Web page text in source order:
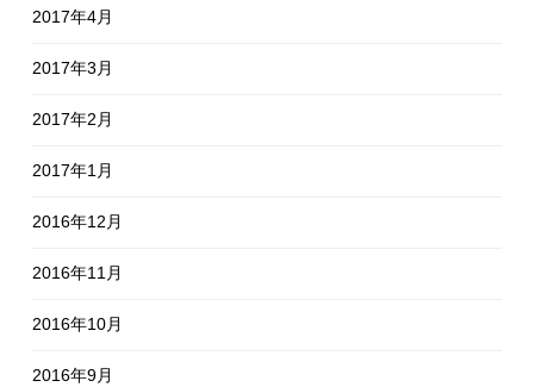
2017年4月
2017年3月
2017年2月
2017年1月
2016年12月
2016年11月
2016年10月
2016年9月